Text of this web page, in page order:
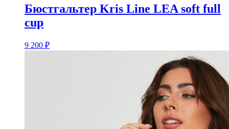
Бюстгальтер Kris Line LEA soft full
cup
9 200 ₽